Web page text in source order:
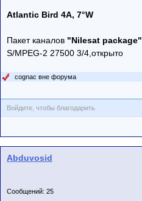
Atlantic Bird 4A, 7°W
Пакет каналов "Nilesat package"
S/MPEG-2 27500 3/4,открыто
cognac вне форума
Войдите, чтобы благодарить
Abduvosid
Сообщений: 25